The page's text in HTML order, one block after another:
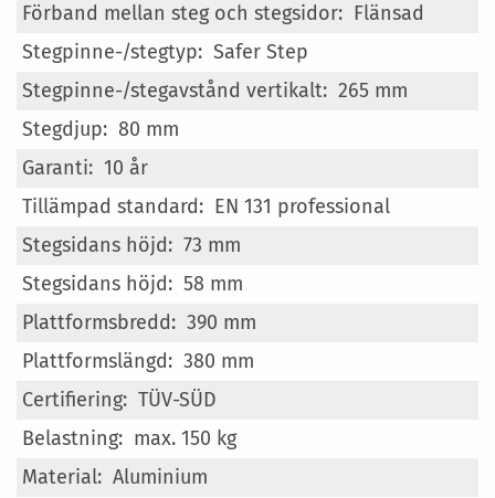
Flänsad
Safer Step
265 mm
80 mm
10 år
EN 131 professional
73 mm
58 mm
390 mm
380 mm
TÜV-SÜD
max. 150 kg
Aluminium